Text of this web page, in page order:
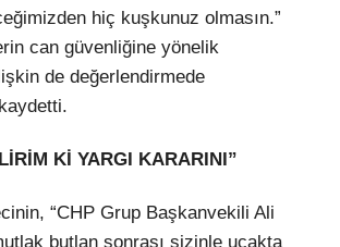
hiç kuşkunuz olmasın.”
can güvenliğine yönelik
de değerlendirmede
Kİ YARGI KARARINI”
“CHP Grup Başkanvekili Ali
butlan sonrası sizinle uçakta